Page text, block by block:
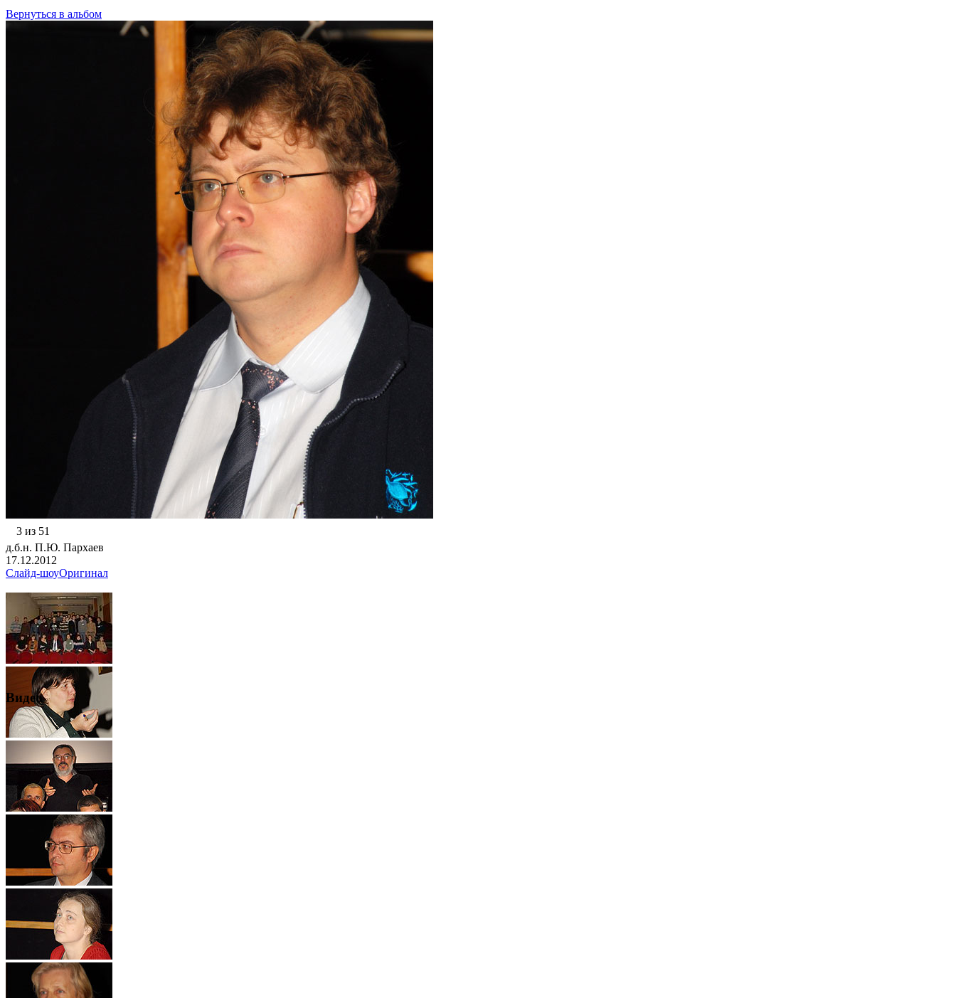
Вернуться в альбом
3 из 51
д.б.н. П.Ю. Пархаев
17.12.2012
Слайд-шоуОригинал
Видео